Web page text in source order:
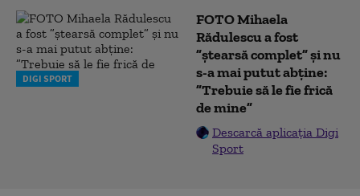
DIGI SPORT
FOTO Mihaela
Rădulescu a fost
”ștearsă complet” și nu
s-a mai putut abține:
”Trebuie să le fie frică
de mine”
Descarcă aplicația Digi
Sport